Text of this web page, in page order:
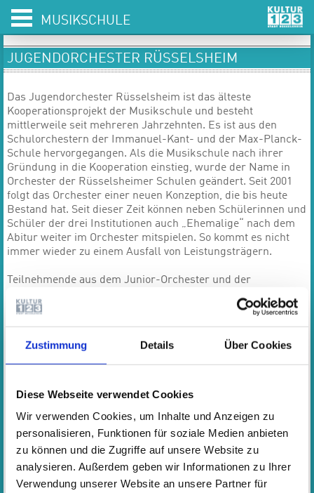
Zustimmung Details Über Cookies
Diese Webseite verwendet Cookies
Wir verwenden Cookies, um Inhalte und Anzeigen zu
personalisieren, Funktionen für soziale Medien anbieten
zu können und die Zugriffe auf unsere Website zu
analysieren. Außerdem geben wir Informationen zu Ihrer
Verwendung unserer Website an unsere Partner für
MUSIKSCHULE
JUGENDORCHESTER RÜSSELSHEIM
Das Jugendorchester Rüsselsheim ist das älteste
Kooperationsprojekt der Musikschule und besteht
mittlerweile seit mehreren Jahrzehnten. Es ist aus den
Schulorchestern der Immanuel-Kant- und der Max-Planck-
Schule hervorgegangen. Als die Musikschule nach ihrer
Gründung in die Kooperation einstieg, wurde der Name in
Orchester der Rüsselsheimer Schulen geändert. Seit 2001
folgt das Orchester einer neuen Konzeption, die bis heute
Bestand hat. Seit dieser Zeit können neben Schülerinnen und
Schüler der drei Institutionen auch „Ehemalige“ nach dem
Abitur weiter im Orchester mitspielen. So kommt es nicht
immer wieder zu einem Ausfall von Leistungsträgern.
Teilnehmende aus dem Junior-Orchester und der
Teilnahme eingeladen, sobald sie das notwendige
Interessenten die keinen Instrumentalunterricht an der
Musikschule belegt haben, entscheidet die Orchesterleitung.
Termin
Donnerstag, 16:00 - 17:30 Uhr
Leitung: Michael Martini, Immanuel-Kant-Schule
Petra Hartmann, Max-Planck-Schule